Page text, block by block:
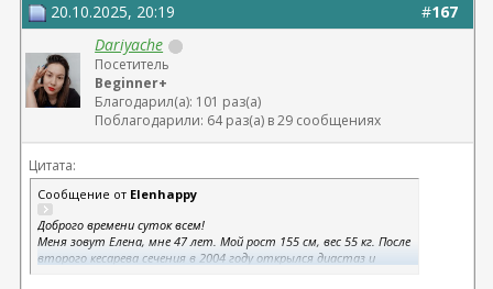
#167
20.10.2025, 20:19
Dariyache
Посетитель
Beginner+
Благодарил(а): 101 раз(а)
Поблагодарили: 64 раз(а) в 29 сообщениях
Цитата:
Сообщение от Elenhappy
Доброго времени суток всем!
Меня зовут Елена, мне 47 лет. Мой рост 155 см, вес 55 кг. После
второго кесарева сечения в 2004 году открылся диастаз и